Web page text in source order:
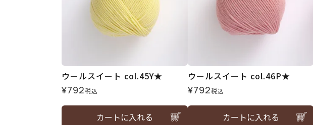
ウールスイート col.45Y★
¥792税込
カートに入れる
ウールスイート col.46P★
¥792税込
カートに入れる